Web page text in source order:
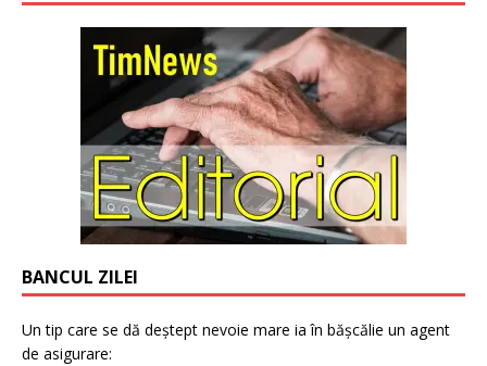
BANCUL ZILEI
Un tip care se dă deștept nevoie mare ia în bășcălie un agent
de asigurare: